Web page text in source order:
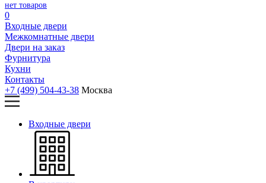
нет товаров
0
Входные двери
Межкомнатные двери
Двери на заказ
Фурнитура
Кухни
Контакты
+7 (499) 504-43-38 Москва
Входные двери